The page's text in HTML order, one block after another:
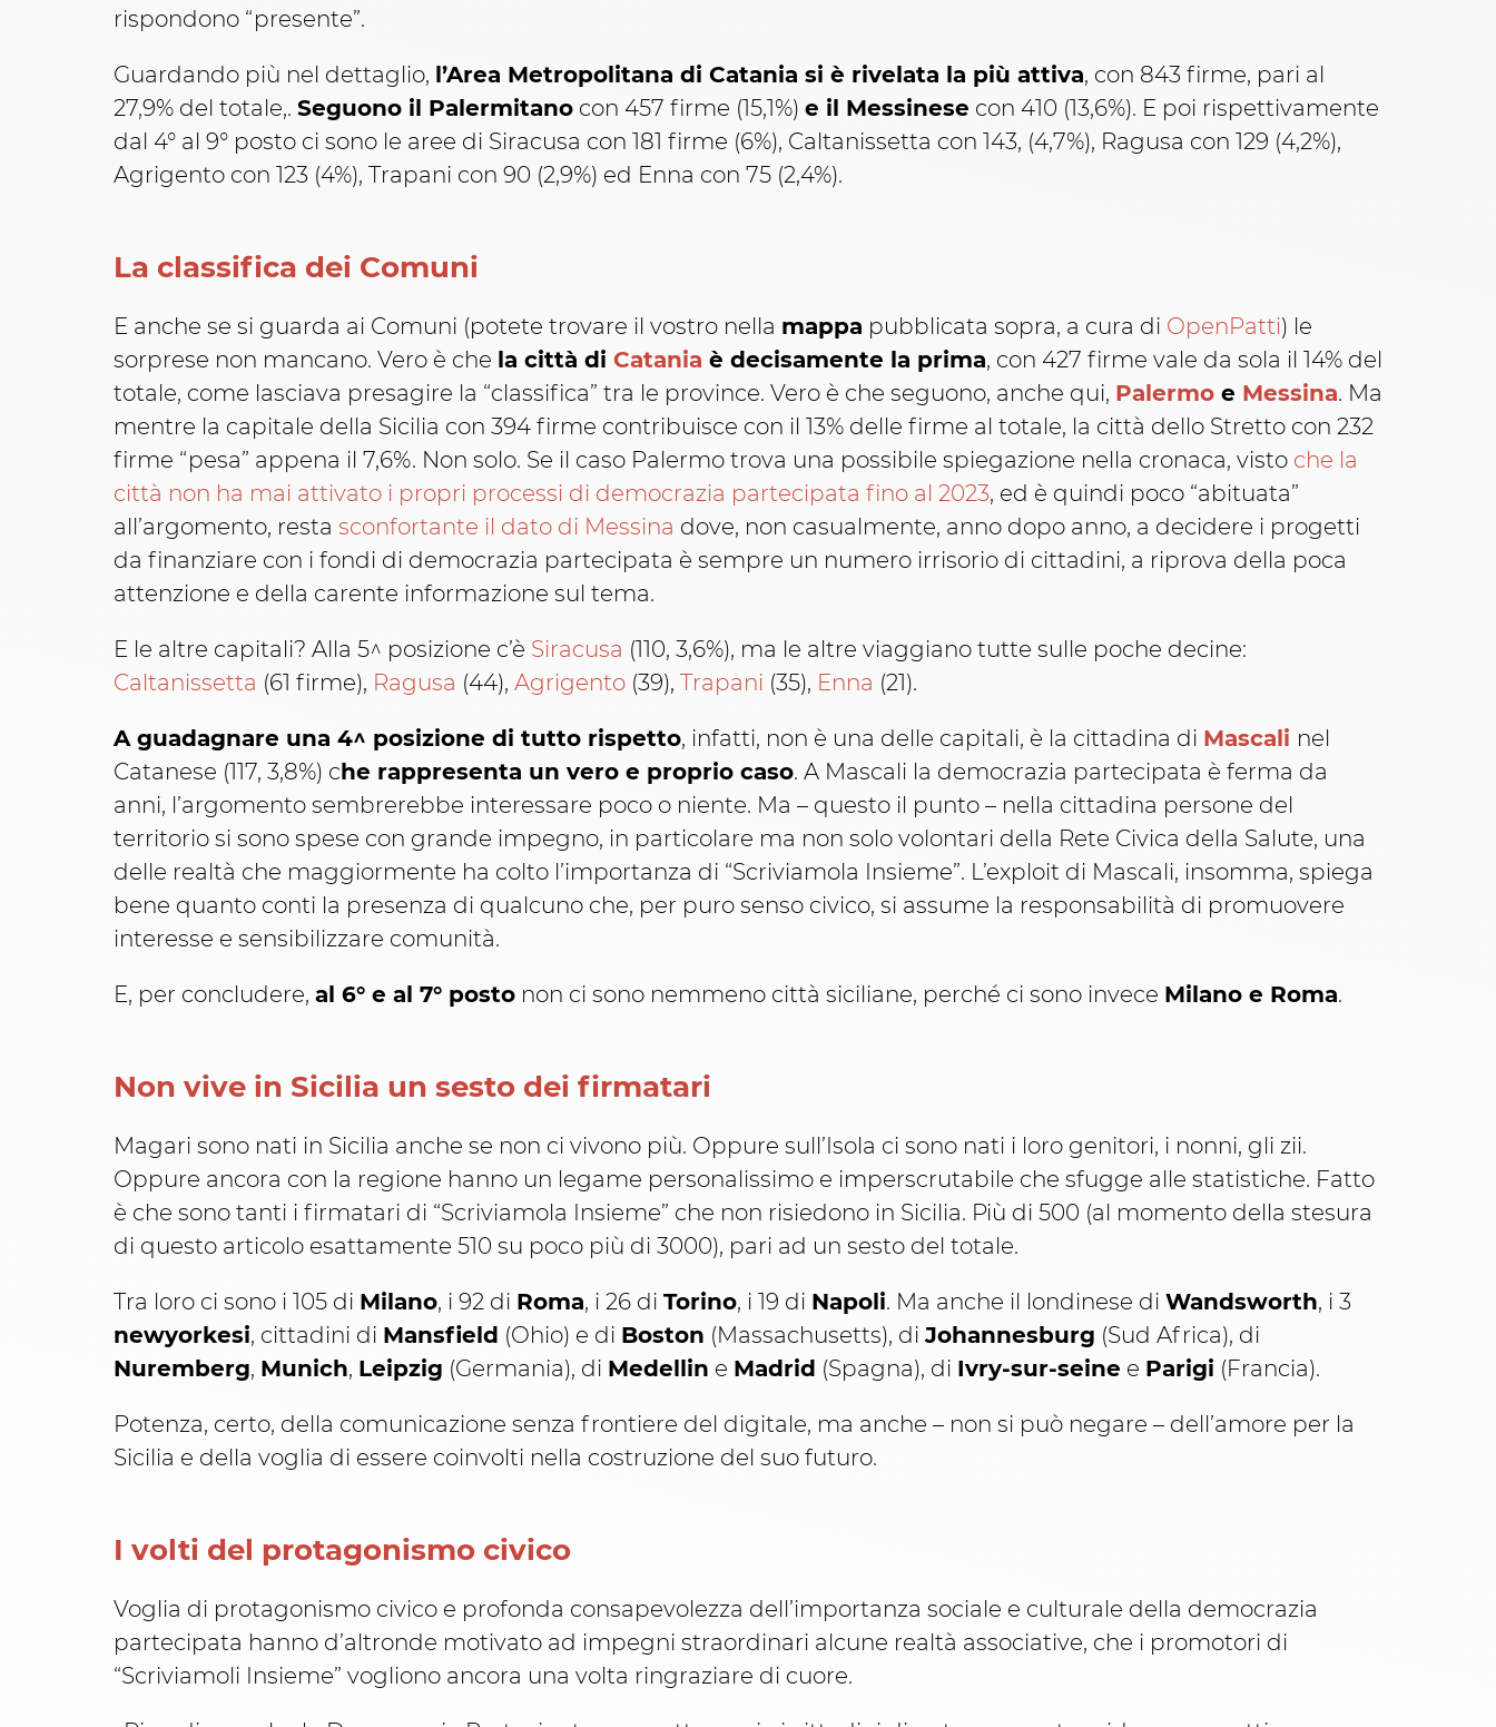
rispondono “presente”.
Guardando più nel dettaglio, l’Area Metropolitana di Catania si è rivelata la più attiva, con 843 firme, pari al
27,9% del totale,. Seguono il Palermitano con 457 firme (15,1%) e il Messinese con 410 (13,6%). E poi rispettivamente
dal 4° al 9° posto ci sono le aree di Siracusa con 181 firme (6%), Caltanissetta con 143, (4,7%), Ragusa con 129 (4,2%),
Agrigento con 123 (4%), Trapani con 90 (2,9%) ed Enna con 75 (2,4%).
La classifica dei Comuni
E anche se si guarda ai Comuni (potete trovare il vostro nella mappa pubblicata sopra, a cura di OpenPatti) le
sorprese non mancano. Vero è che la città di Catania è decisamente la prima, con 427 firme vale da sola il 14% del
totale, come lasciava presagire la “classifica” tra le province. Vero è che seguono, anche qui, Palermo e Messina. Ma
mentre la capitale della Sicilia con 394 firme contribuisce con il 13% delle firme al totale, la città dello Stretto con 232
firme “pesa” appena il 7,6%. Non solo. Se il caso Palermo trova una possibile spiegazione nella cronaca, visto che la
città non ha mai attivato i propri processi di democrazia partecipata fino al 2023, ed è quindi poco “abituata”
all’argomento, resta sconfortante il dato di Messina dove, non casualmente, anno dopo anno, a decidere i progetti
da finanziare con i fondi di democrazia partecipata è sempre un numero irrisorio di cittadini, a riprova della poca
attenzione e della carente informazione sul tema.
E le altre capitali? Alla 5^ posizione c’è Siracusa (110, 3,6%), ma le altre viaggiano tutte sulle poche decine:
Caltanissetta (61 firme), Ragusa (44), Agrigento (39), Trapani (35), Enna (21).
A guadagnare una 4^ posizione di tutto rispetto, infatti, non è una delle capitali, è la cittadina di Mascali nel
Catanese (117, 3,8%) che rappresenta un vero e proprio caso. A Mascali la democrazia partecipata è ferma da
anni, l’argomento sembrerebbe interessare poco o niente. Ma – questo il punto – nella cittadina persone del
territorio si sono spese con grande impegno, in particolare ma non solo volontari della Rete Civica della Salute, una
delle realtà che maggiormente ha colto l’importanza di “Scriviamola Insieme”. L’exploit di Mascali, insomma, spiega
bene quanto conti la presenza di qualcuno che, per puro senso civico, si assume la responsabilità di promuovere
interesse e sensibilizzare comunità.
E, per concludere, al 6° e al 7° posto non ci sono nemmeno città siciliane, perché ci sono invece Milano e Roma.
Non vive in Sicilia un sesto dei firmatari
Magari sono nati in Sicilia anche se non ci vivono più. Oppure sull’Isola ci sono nati i loro genitori, i nonni, gli zii.
Oppure ancora con la regione hanno un legame personalissimo e imperscrutabile che sfugge alle statistiche. Fatto
è che sono tanti i firmatari di “Scriviamola Insieme” che non risiedono in Sicilia. Più di 500 (al momento della stesura
di questo articolo esattamente 510 su poco più di 3000), pari ad un sesto del totale.
Tra loro ci sono i 105 di Milano, i 92 di Roma, i 26 di Torino, i 19 di Napoli. Ma anche il londinese di Wandsworth, i 3
newyorkesi, cittadini di Mansfield (Ohio) e di Boston (Massachusetts), di Johannesburg (Sud Africa), di
Nuremberg, Munich, Leipzig (Germania), di Medellin e Madrid (Spagna), di Ivry-sur-seine e Parigi (Francia).
Potenza, certo, della comunicazione senza frontiere del digitale, ma anche – non si può negare – dell’amore per la
Sicilia e della voglia di essere coinvolti nella costruzione del suo futuro.
I volti del protagonismo civico
Voglia di protagonismo civico e profonda consapevolezza dell’importanza sociale e culturale della democrazia
partecipata hanno d’altronde motivato ad impegni straordinari alcune realtà associative, che i promotori di
“Scriviamoli Insieme” vogliono ancora una volta ringraziare di cuore.